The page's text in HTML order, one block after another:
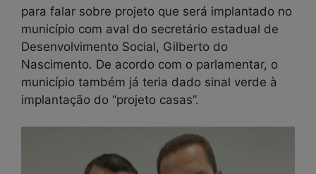
para falar sobre projeto que será implantado no
município com aval do secretário estadual de
Desenvolvimento Social, Gilberto do
Nascimento. De acordo com o parlamentar, o
município também já teria dado sinal verde à
implantação do “projeto casas”.